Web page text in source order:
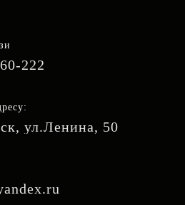
222
ул.Ленина, 50